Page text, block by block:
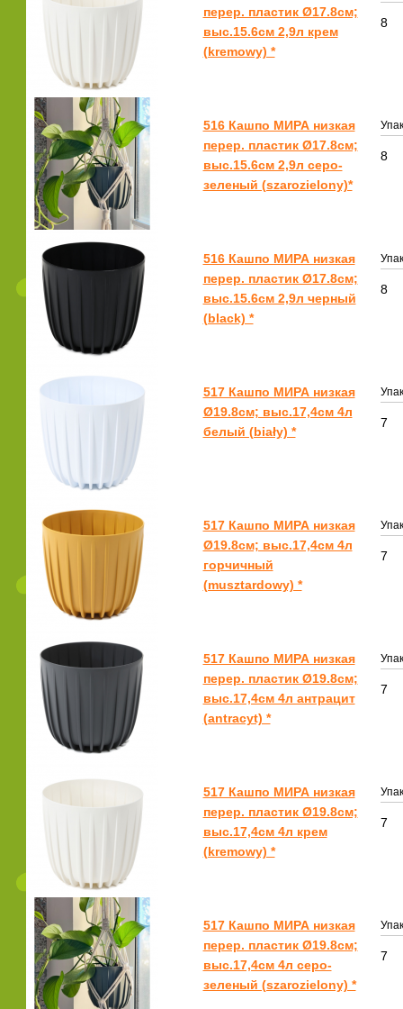
перер. пластик Ø17.8см;
выс.15.6см 2,9л крем
(kremowy) *
8
516 Кашпо МИРА низкая
перер. пластик Ø17.8см;
выс.15.6см 2,9л серо-
зеленый (szarozielony)*
8
516 Кашпо МИРА низкая
перер. пластик Ø17.8см;
выс.15.6см 2,9л черный
(black) *
8
517 Кашпо МИРА низкая
Ø19.8см; выс.17,4см 4л
белый (biały) *
7
517 Кашпо МИРА низкая
Ø19.8см; выс.17,4см 4л
горчичный
(musztardowy) *
7
517 Кашпо МИРА низкая
перер. пластик Ø19.8см;
выс.17,4см 4л антрацит
(antracyt) *
7
517 Кашпо МИРА низкая
перер. пластик Ø19.8см;
выс.17,4см 4л крем
(kremowy) *
7
517 Кашпо МИРА низкая
перер. пластик Ø19.8см;
выс.17,4см 4л серо-
зеленый (szarozielony) *
7